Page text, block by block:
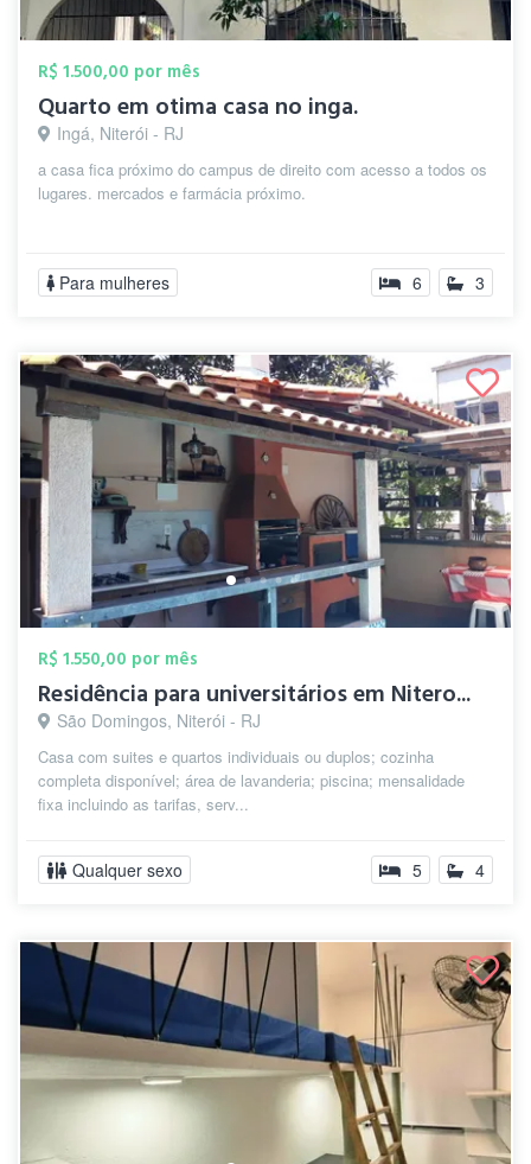
R$ 1.500,00 por mês
Quarto em otima casa no inga.
Ingá, Niterói - RJ
a casa fica próximo do campus de direito com acesso a todos os
lugares. mercados e farmácia próximo.
Para mulheres 6 3
R$ 1.550,00 por mês
Residência para universitários em Nitero...
São Domingos, Niterói - RJ
Casa com suites e quartos individuais ou duplos; cozinha
completa disponível; área de lavanderia; piscina; mensalidade
fixa incluindo as tarifas, serv...
Qualquer sexo 5 4